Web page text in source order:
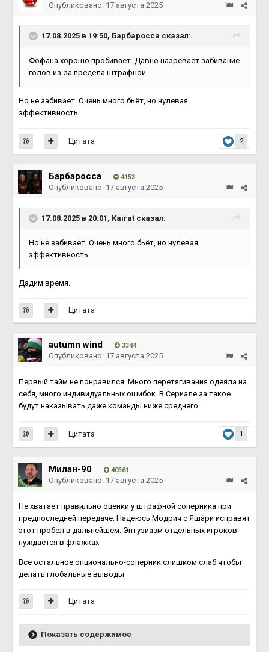
Опубликовано: 17 августа 2025
17.08.2025 в 19:50, Барбаросса сказал:
Фофана хорошо пробивает. Давно назревает забивание
голов из-за предела штрафной.
Но не забивает. Очень много бьёт, но нулевая
эффективность
2
Цитата
Барбаросса 4153
Опубликовано: 17 августа 2025
17.08.2025 в 20:01, Kairat сказал:
Но не забивает. Очень много бьёт, но нулевая
эффективность
Дадим время.
Цитата
autumn wind 3344
Опубликовано: 17 августа 2025
Первый тайм не понравился. Много перетягивания одеяла на
себя, много индивидуальных ошибок. В Сериале за такое
будут наказывать даже команды ниже среднего.
1
Цитата
Милан-90 40561
Опубликовано: 17 августа 2025
Не хватает правильно оценки у штрафной соперника при
предпоследней передаче. Надеюсь Модрич с Яшари исправят
этот пробел в дальнейшем. Энтузиазм отдельных игроков
нуждается в флажках
Все остальное опционально-соперник слишком слаб чтобы
делать глобальные выводы
Цитата
Показать содержимое